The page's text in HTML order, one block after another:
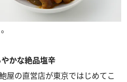
かな絶品塩辛
屋の直営店が東京ではじめてこ